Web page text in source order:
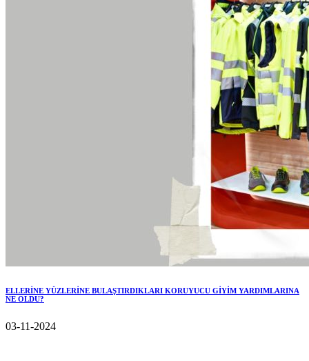
ELLERİNE YÜZLERİNE BULAŞTIRDIKLARI KORUYUCU GİYİM YARDIMLARINA
NE OLDU?
03-11-2024